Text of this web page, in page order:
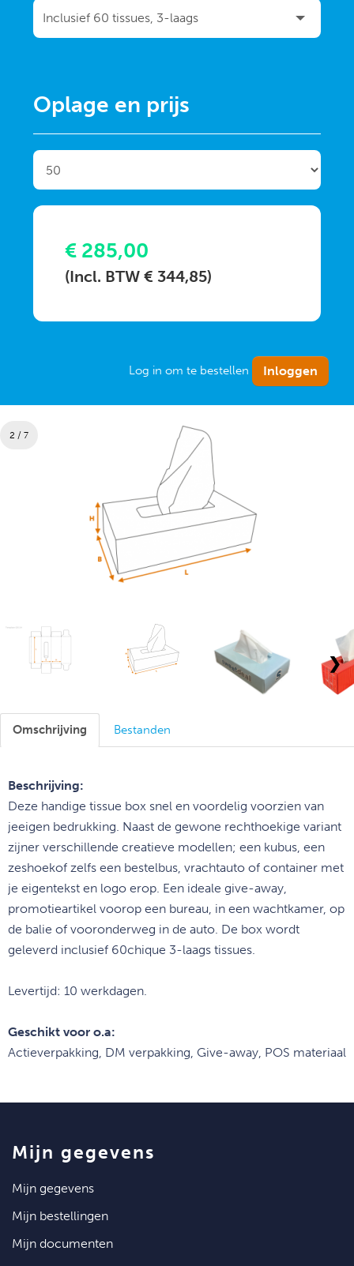
2 / 7
❯
Omschrijving Bestanden
Beschrijving:
Deze handige tissue box snel en voordelig voorzien van
jeeigen bedrukking. Naast de gewone rechthoekige variant
zijner verschillende creatieve modellen; een kubus, een
zeshoekof zelfs een bestelbus, vrachtauto of container met
je eigentekst en logo erop. Een ideale give-away,
promotieartikel voorop een bureau, in een wachtkamer, op
de balie of vooronderweg in de auto. De box wordt
geleverd inclusief 60chique 3-laags tissues.
Levertijd: 10 werkdagen.
Geschikt voor o.a:
Actieverpakking, DM verpakking, Give-away, POS materiaal
Oplage en prijs
€ 285,00
(Incl. BTW € 344,85)
Log in om te bestellen
mijn gegevens
mijn gegevens
mijn bestellingen
mijn documenten